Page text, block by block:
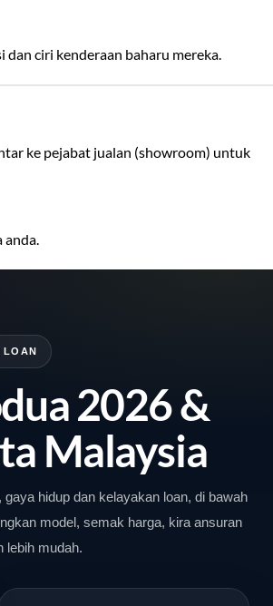
ciri kenderaan baharu mereka.
ke pejabat jualan (showroom) untuk
anda.
LOAN
2026 &
Malaysia
gaya hidup dan kelayakan loan, di bawah
model, semak harga, kira ansuran
lebih mudah.